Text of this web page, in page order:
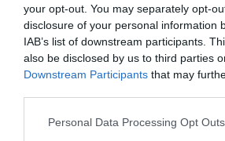
your opt-out. You may separately opt-
disclosure of your personal information
IAB’s list of downstream participants.
also be disclosed by us to third parties
Downstream Participants that may
Please note that this website/app uses
Personal Data Processing Opt Outs
és a rezsiárak elszabadulása mind
megvalósítását. Ezen felül a
rossz állapotban van, amire nem
hanem a befektető tervei szerint
szobaszámot 25-ről 50-re
statikai felmérés elengedhetetlen.